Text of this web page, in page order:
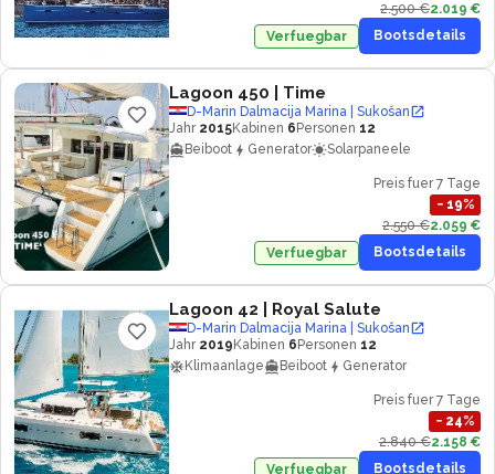
2.500 €2.019 €
Verfuegbar
Bootsdetails
Lagoon 450 | Time
D-Marin Dalmacija Marina | Sukošan
Jahr 2015Kabinen 6 Personen 12
Beiboot
Generator Solarpaneele
Preis fuer 7 Tage
− 19%
2.550 €2.059 €
Verfuegbar
Bootsdetails
Lagoon 42 | Royal Salute
D-Marin Dalmacija Marina | Sukošan
Jahr 2019 Kabinen 6 Personen 12
Klimaanlage
Beiboot Generator
Preis fuer 7 Tage
− 24%
2.840 €2.158 €
Verfuegbar
Bootsdetails